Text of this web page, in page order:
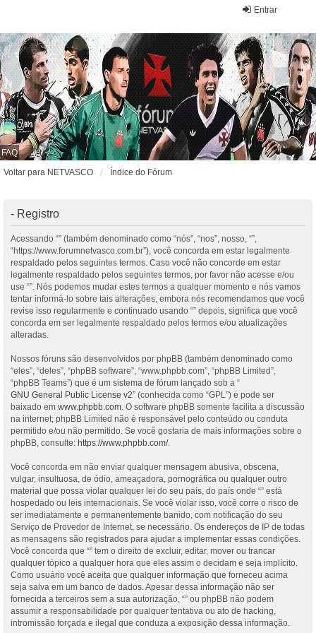
Entrar
FAQ
Voltar para NETVASCO
Índice do Fórum
- Registro
Acessando “” (também denominado como “nós”, “nos”, nosso, “”,
“https://www.forumnetvasco.com.br”), você concorda em estar legalmente
respaldado pelos seguintes termos. Caso você não concorde em estar
legalmente respaldado pelos seguintes termos, por favor não acesse e/ou
use “”. Nós podemos mudar estes termos a qualquer momento e nós vamos
tentar informá-lo sobre tais alterações, embora nós recomendamos que você
revise isso regularmente e continuado usando “” depois, significa que você
concorda em ser legalmente respaldado pelos termos e/ou atualizações
alteradas.
Nossos fóruns são desenvolvidos por phpBB (também denominado como
“eles”, “deles”, “phpBB software”, “www.phpbb.com”, “phpBB Limited”,
“phpBB Teams”) que é um sistema de fórum lançado sob a “
GNU General Public License v2” (conhecida como “GPL”) e pode ser
baixado em www.phpbb.com. O software phpBB somente facilita a discussão
na internet; phpBB Limited não é responsável pelo conteúdo ou conduta
permitido e/ou não permitido. Se você gostaria de mais informações sobre o
phpBB, consulte: https://www.phpbb.com/.
Você concorda em não enviar qualquer mensagem abusiva, obscena,
vulgar, insultuosa, de ódio, ameaçadora, pornográfica ou qualquer outro
material que possa violar qualquer lei do seu país, do país onde “” está
hospedado ou leis internacionais. Se você violar isso, você corre o risco de
ser imediatamente e permanentemente banido, com notificação do seu
Serviço de Provedor de Internet, se necessário. Os endereços de IP de todas
as mensagens são registrados para ajudar a implementar essas condições.
Você concorda que “” tem o direito de excluir, editar, mover ou trancar
qualquer tópico a qualquer hora que eles assim o decidam e seja implícito.
Como usuário você aceita que qualquer informação que forneceu acima
seja salva em um banco de dados. Apesar dessa informação não ser
fornecida a terceiros sem a sua autorização, “” ou phpBB não podem
assumir a responsabilidade por qualquer tentativa ou ato de hacking,
intromissão forçada e ilegal que conduza a exposição dessa informação.